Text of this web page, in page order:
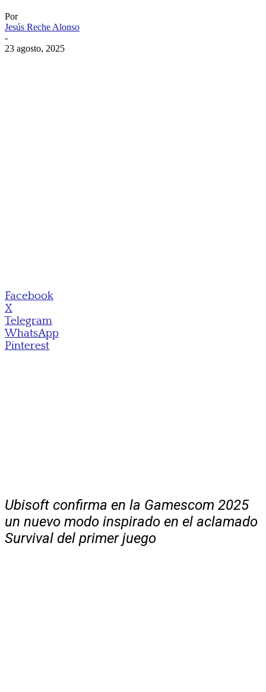
Por
Jesús Reche Alonso
-
23 agosto, 2025
Facebook
X
Telegram
WhatsApp
Pinterest
Ubisoft confirma en la Gamescom 2025
un nuevo modo inspirado en el aclamado
Survival del primer juego